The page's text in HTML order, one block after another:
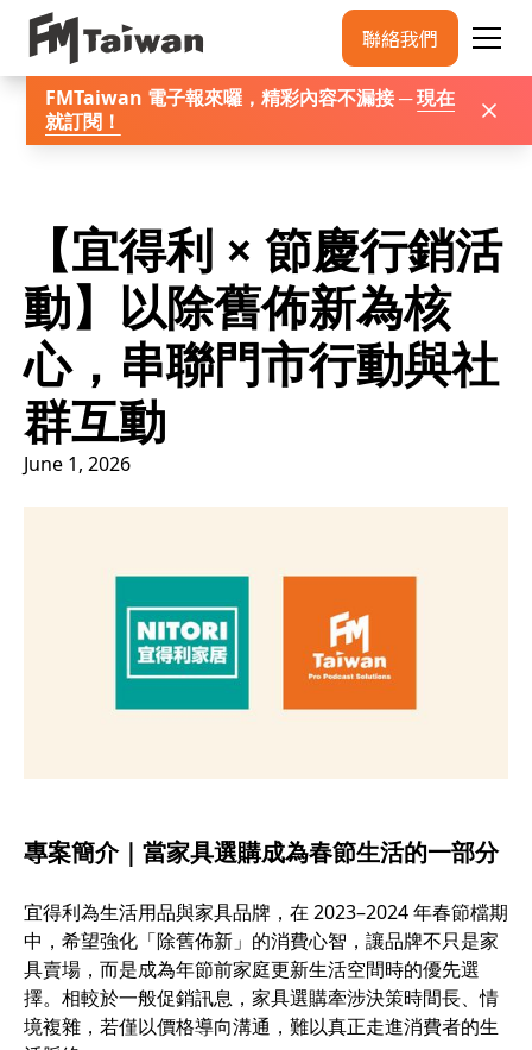
聯絡我們
FMTaiwan 電子報來囉，精彩內容不漏接 ─現在
就訂閱 ！
【宜得利 × 節慶行銷活
動】以除舊佈新為核
心，串聯門市行動與社
群互動
June 1, 2026
專案簡介｜當家具選購成為春節生活的一部分
宜得利為生活用品與家具品牌，在 2023–2024 年春節檔期
中，希望強化「除舊佈新」的消費心智，讓品牌不只是家
具賣場，而是成為年節前家庭更新生活空間時的優先選
擇。相較於一般促銷訊息，家具選購牽涉決策時間長、情
境複雜，若僅以價格導向溝通，難以真正走進消費者的生